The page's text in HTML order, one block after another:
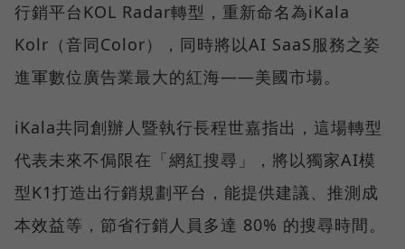
行銷平台KOL Radar轉型，重新命名為iKala
Kolr（音同Color），同時將以AI SaaS服務之姿
進軍數位廣告業最大的紅海——美國市場。
iKala共同創辦人暨執行長程世嘉指出，這場轉型
代表未來不侷限在「網紅搜尋」，將以獨家AI模
型K1打造出行銷規劃平台，能提供建議、推測成
本效益等，節省行銷人員多達 80% 的搜尋時間。